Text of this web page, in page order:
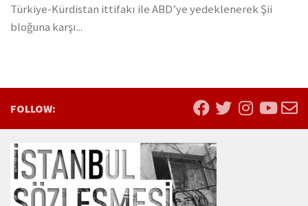
Türkiye-Kürdistan ittifakı ile ABD’ye yedeklenerek Şii
bloğuna karşı...
FOLLOW: